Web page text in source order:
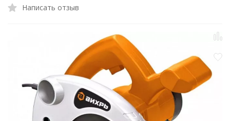
Написать отзыв